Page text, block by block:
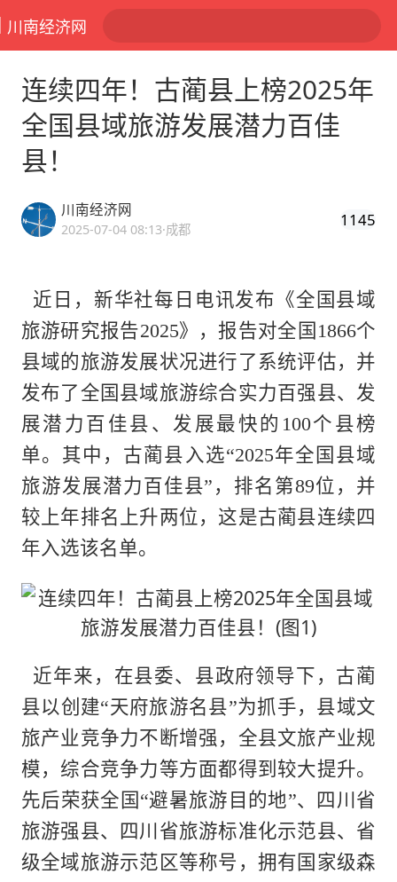
川南经济网
连续四年！古蔺县上榜2025年
全国县域旅游发展潜力百佳
县！
川南经济网
2025-07-04 08:13·成都 1145
近日，新华社每日电讯发布《全国县域
旅游研究报告2025》，报告对全国1866个
县域的旅游发展状况进行了系统评估，并
发布了全国县域旅游综合实力百强县、发
展潜力百佳县、发展最快的100个县榜
单。其中，古蔺县入选“2025年全国县域
旅游发展潜力百佳县”，排名第89位，并
较上年排名上升两位，这是古蔺县连续四
年入选该名单。
近年来，在县委、县政府领导下，古蔺
县以创建“天府旅游名县”为抓手，县域文
旅产业竞争力不断增强，全县文旅产业规
模，综合竞争力等方面都得到较大提升。
先后荣获全国“避暑旅游目的地”、四川省
旅游强县、四川省旅游标准化示范县、省
级全域旅游示范区等称号，拥有国家级森